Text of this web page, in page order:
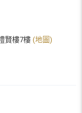
賢樓7樓 (地圖)